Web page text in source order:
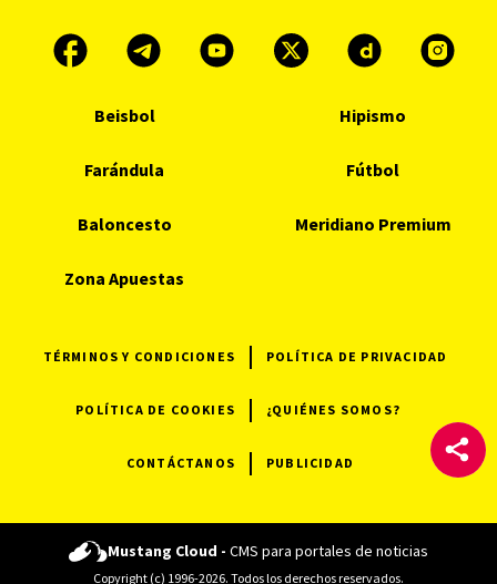
Beisbol Hipismo
Farándula Fútbol
Baloncesto Meridiano Premium
Zona Apuestas
TÉRMINOS Y CONDICIONES POLÍTICA DE PRIVACIDAD
POLÍTICA DE COOKIES ¿QUIÉNES SOMOS?
CONTÁCTANOS PUBLICIDAD
Mustang Cloud - CMS para portales de noticias
Copyright (c) 1996-2026. Todos los derechos reservados.